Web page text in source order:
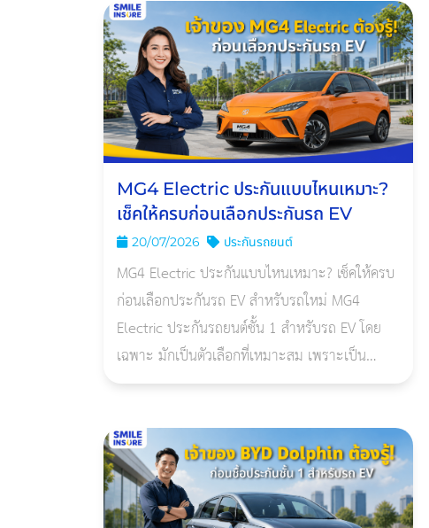
MG4 Electric ประกันแบบไหนเหมาะ?
เช็คให้ครบก่อนเลือกประกันรถ EV
20/07/2026 ประกันรถยนต์
MG4 Electric ประกันแบบไหนเหมาะ? เช็คให้ครบ
ก่อนเลือกประกันรถ EV สำหรับรถใหม่ MG4
Electric ประกันรถยนต์ชั้น 1 สำหรับรถ EV โดย
เฉพาะ มักเป็นตัวเลือกที่เหมาะสม เพราะเป็น
รถไฟฟ้าที่มีแบตเตอรี่แรงดันสูง มูลค่าซ่อมสูง และ
ก